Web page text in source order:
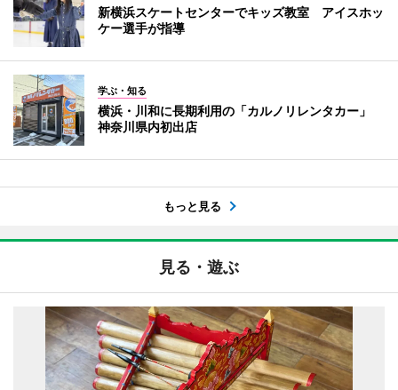
新横浜スケートセンターでキッズ教室 アイスホッ
ケー選手が指導
学ぶ・知る
横浜・川和に長期利用の「カルノリレンタカー」
神奈川県内初出店
もっと見る
見る・遊ぶ